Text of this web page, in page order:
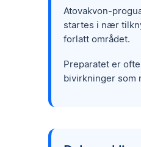
Atovakvon-
startes i nær
forlatt området.
Preparatet er
bivirkninger som